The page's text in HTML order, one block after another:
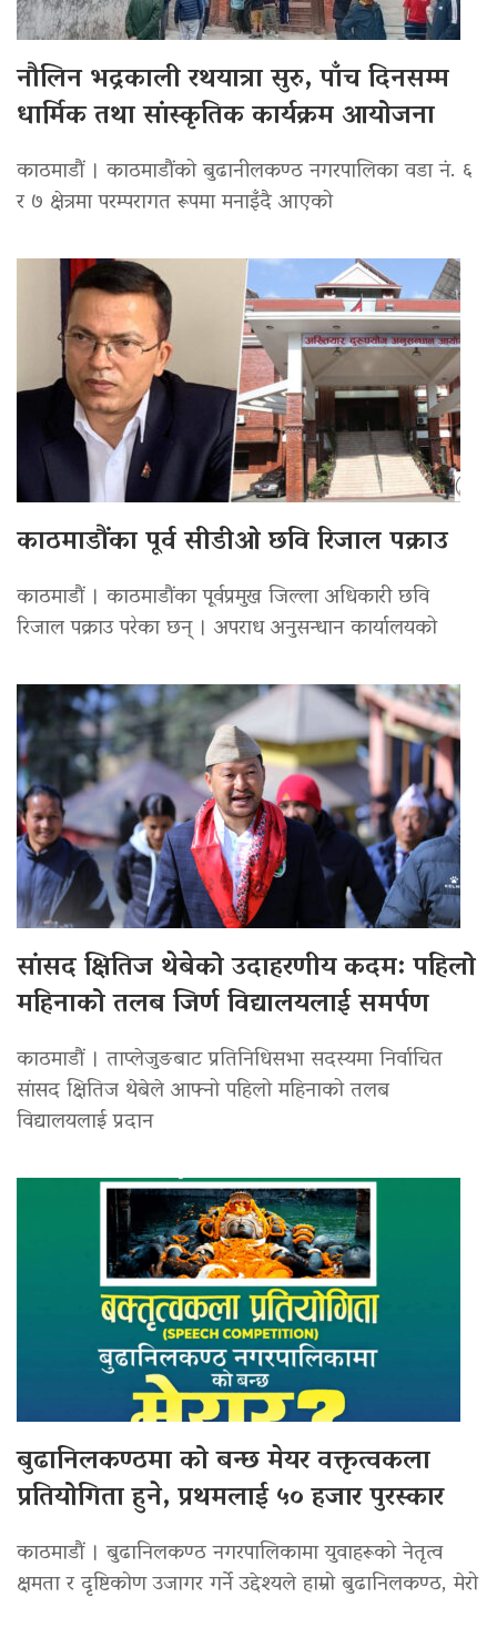
नौलिन भद्रकाली रथयात्रा सुरु, पाँच दिनसम्म
धार्मिक तथा सांस्कृतिक कार्यक्रम आयोजना
काठमाडौं । काठमाडौंको बुढानीलकण्ठ नगरपालिका वडा नं. ६
र ७ क्षेत्रमा परम्परागत रूपमा मनाइँदै आएको
काठमाडौंका पूर्व सीडीओ छवि रिजाल पक्राउ
काठमाडौं । काठमाडौंका पूर्वप्रमुख जिल्ला अधिकारी छवि
रिजाल पक्राउ परेका छन् । अपराध अनुसन्धान कार्यालयको
सांसद क्षितिज थेबेको उदाहरणीय कदम: पहिलो
महिनाको तलब जिर्ण विद्यालयलाई समर्पण
काठमाडौं । ताप्लेजुङबाट प्रतिनिधिसभा सदस्यमा निर्वाचित
सांसद क्षितिज थेबेले आफ्नो पहिलो महिनाको तलब
विद्यालयलाई प्रदान
बुढानिलकण्ठमा को बन्छ मेयर वक्तृत्वकला
प्रतियोगिता हुने, प्रथमलाई ५० हजार पुरस्कार
काठमाडौं । बुढानिलकण्ठ नगरपालिकामा युवाहरूको नेतृत्व
क्षमता र दृष्टिकोण उजागर गर्ने उद्देश्यले हाम्रो बुढानिलकण्ठ, मेरो